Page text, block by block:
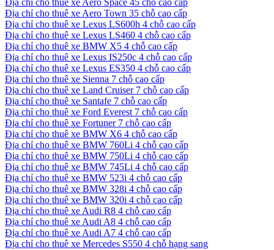
Địa chỉ cho thuê xe Aero Space 45 chỗ cao cấp
Địa chỉ cho thuê xe Aero Town 35 chỗ cao cấp
Địa chỉ cho thuê xe Lexus LS600h 4 chỗ cao cấp
Địa chỉ cho thuê xe Lexus LS460 4 chỗ cao cấp
Địa chỉ cho thuê xe BMW X5 4 chỗ cao cấp
Địa chỉ cho thuê xe Lexus IS250c 4 chỗ cao cấp
Địa chỉ cho thuê xe Lexus ES350 4 chỗ cao cấp
Địa chỉ cho thuê xe Sienna 7 chỗ cao cấp
Địa chỉ cho thuê xe Land Cruiser 7 chỗ cao cấp
Địa chỉ cho thuê xe Santafe 7 chỗ cao cấp
Địa chỉ cho thuê xe Ford Everest 7 chỗ cao cấp
Địa chỉ cho thuê xe Fortuner 7 chỗ cao cấp
Địa chỉ cho thuê xe BMW X6 4 chỗ cao cấp
Địa chỉ cho thuê xe BMW 760Li 4 chỗ cao cấp
Địa chỉ cho thuê xe BMW 750Li 4 chỗ cao cấp
Địa chỉ cho thuê xe BMW 745Li 4 chỗ cao cấp
Địa chỉ cho thuê xe BMW 523i 4 chỗ cao cấp
Địa chỉ cho thuê xe BMW 328i 4 chỗ cao cấp
Địa chỉ cho thuê xe BMW 320i 4 chỗ cao cấp
Địa chỉ cho thuê xe Audi R8 4 chỗ cao cấp
Địa chỉ cho thuê xe Audi A8 4 chỗ cao cấp
Địa chỉ cho thuê xe Audi A7 4 chỗ cao cấp
Địa chỉ cho thuê xe Mercedes S550 4 chỗ hạng sang